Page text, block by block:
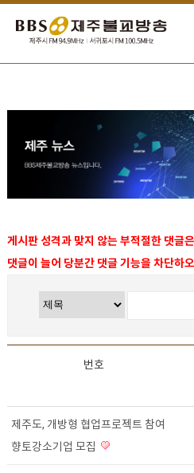
게시판 성격과 맞지 않는 부적절한 댓글
댓글이 늘어 당분간 댓글 기능을 차단하
번호
제주도, 개방형 협업프로젝트 참여
향토강소기업 모집